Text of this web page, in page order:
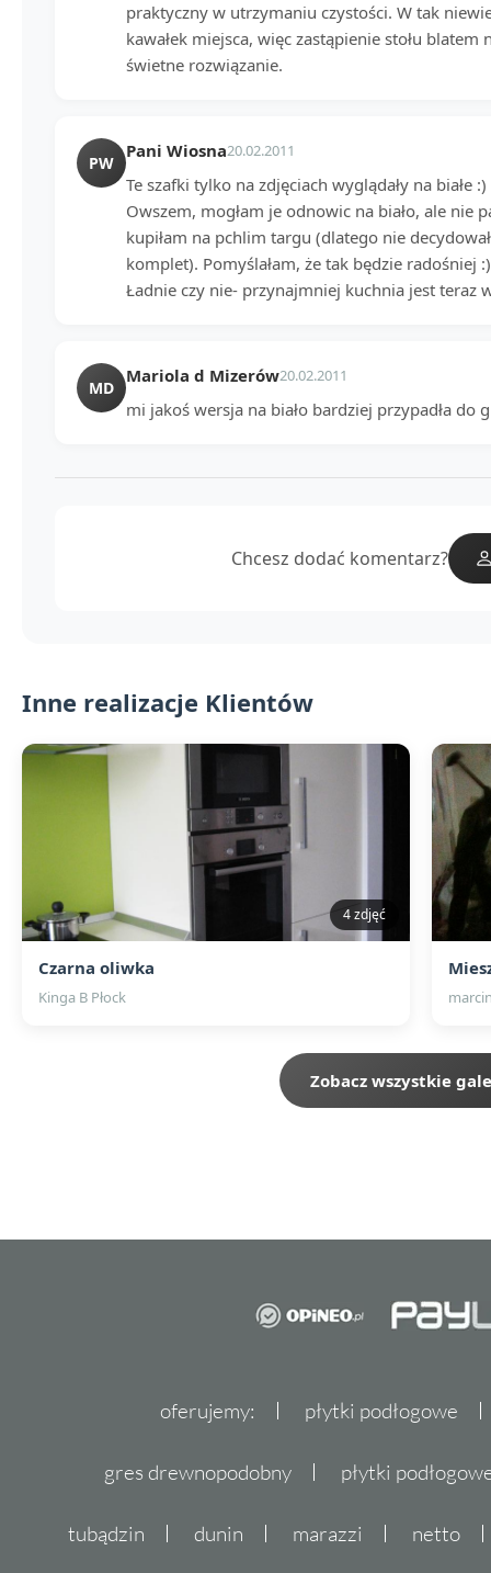
praktyczny w utrzymaniu czystości. W tak
kawałek miejsca, więc zastąpienie stołu
świetne rozwiązanie.
PW
Pani Wiosna20.02.2011
Te szafki tylko na zdjęciach wyglądały na białe
Owszem, mogłam je odnowic na biało, ale nie
kupiłam na pchlim targu (dlatego nie
komplet). Pomyślałam, że tak będzie radośniej :)
Ładnie czy nie- przynajmniej kuchnia jest teraz
MD
Mariola d Mizerów20.02.2011
mi jakoś wersja na biało bardziej przypadła do
Chcesz dodać komentarz?
Inne realizacje Klientów
4 zdjęć
Czarna oliwka
Kinga B Płock
Zobacz wszystkie
oferujemy: płytki podłogowe
gres drewnopodobny płytki
tubądzin dunin marazzi netto